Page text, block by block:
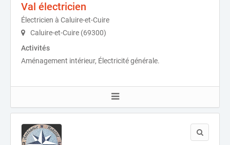
Val électricien
Électricien à Caluire-et-Cuire
Caluire-et-Cuire (69300)
Activités
Aménagement intérieur, Électricité générale.